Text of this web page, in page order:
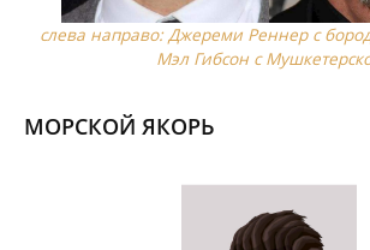
слева направо: Джереми Реннер с
Мэл Гибсон с
МОРСКОЙ ЯКОРЬ